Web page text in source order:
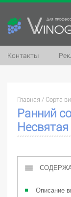
Контакты
Главная / Сорта
Ранний
Несвятая
Описание